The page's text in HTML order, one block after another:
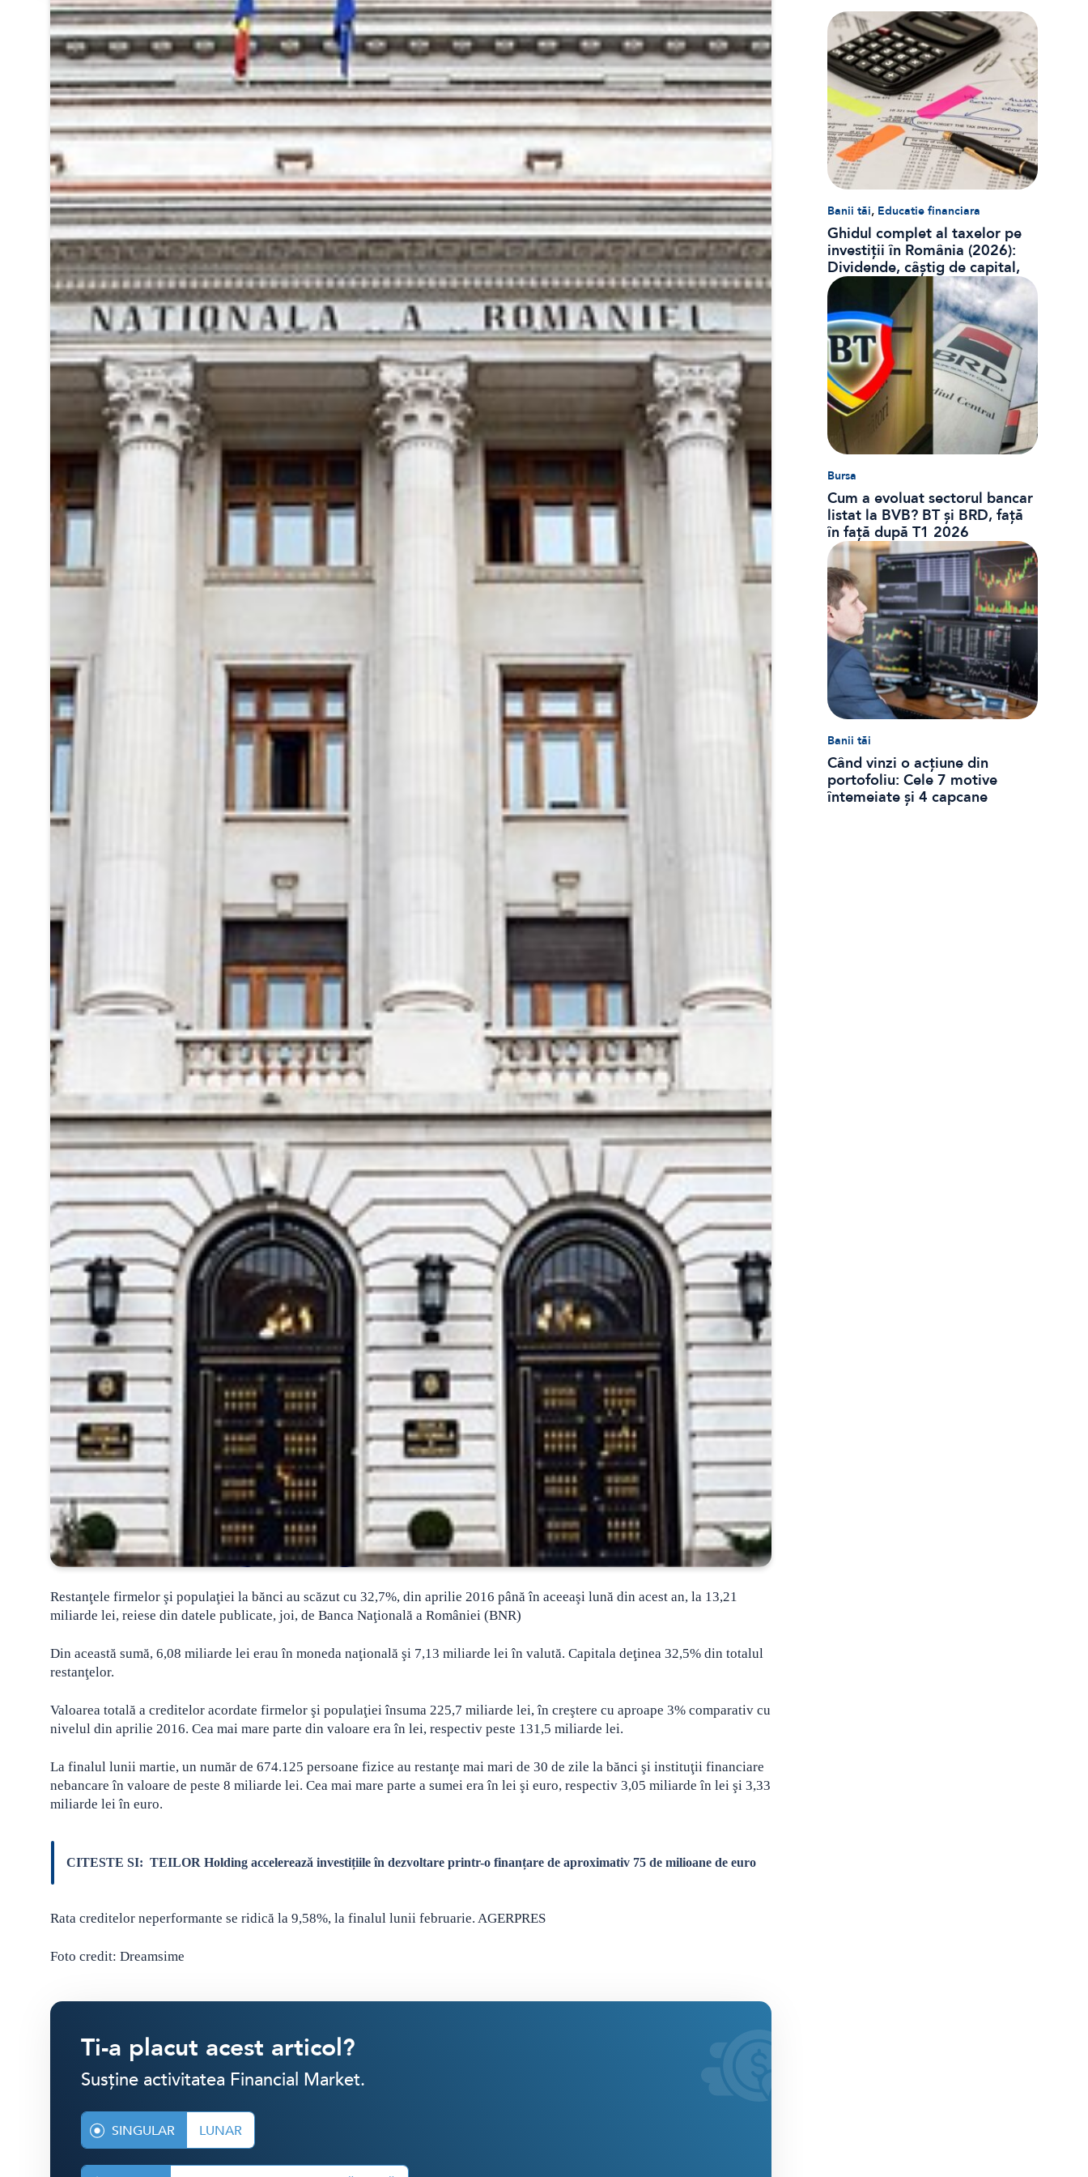
Restanţele firmelor şi populaţiei la bănci au scăzut cu 32,7%, din aprilie 2016 până în aceeaşi lună din acest an, la 13,21
miliarde lei, reiese din datele publicate, joi, de Banca Naţională a României (BNR)
Din această sumă, 6,08 miliarde lei erau în moneda naţională şi 7,13 miliarde lei în valută. Capitala deţinea 32,5% din totalul
restanţelor.
Valoarea totală a creditelor acordate firmelor şi populaţiei însuma 225,7 miliarde lei, în creştere cu aproape 3% comparativ cu
nivelul din aprilie 2016. Cea mai mare parte din valoare era în lei, respectiv peste 131,5 miliarde lei.
La finalul lunii martie, un număr de 674.125 persoane fizice au restanţe mai mari de 30 de zile la bănci şi instituţii financiare
nebancare în valoare de peste 8 miliarde lei. Cea mai mare parte a sumei era în lei şi euro, respectiv 3,05 miliarde în lei şi 3,33
miliarde lei în euro.
CITESTE SI: TEILOR Holding accelerează investițiile în dezvoltare printr-o finanțare de aproximativ 75 de milioane de euro
Rata creditelor neperformante se ridică la 9,58%, la finalul lunii februarie. AGERPRES
Foto credit: Dreamsime
Ti-a placut acest articol?
Susține activitatea Financial Market.
SINGULAR LUNAR
Banii tăi, Educatie financiara
Ghidul complet al taxelor pe
investiții în România (2026):
Dividende, câștig de capital,
dobânzi și CASS
Bursa
Cum a evoluat sectorul bancar
listat la BVB? BT și BRD, față
în față după T1 2026
Banii tăi
Când vinzi o acțiune din
portofoliu: Cele 7 motive
întemeiate și 4 capcane